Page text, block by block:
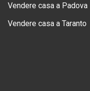
Vendere casa a Padova
Vendere casa a Taranto